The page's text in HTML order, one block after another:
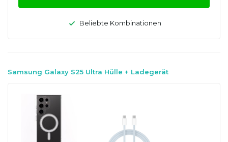
Beliebte Kombinationen
Samsung Galaxy S25 Ultra Hülle + Ladegerät